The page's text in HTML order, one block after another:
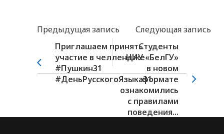
Предыдущая запись
Следующая запись
Приглашаем принять
участие в челлендже
#Пушкин31
#ДеньРусскогоЯзыка31
Студенты
НИУ «БелГУ»
в новом
формате
ознакомились
с правилами
поведения...